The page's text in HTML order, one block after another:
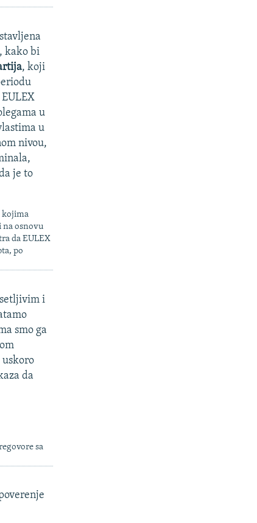
kako bi
, koji
u
u
nivou,
je to
kojima
na osnovu
da EULEX
po
i
smo ga
uskoro
da
sa